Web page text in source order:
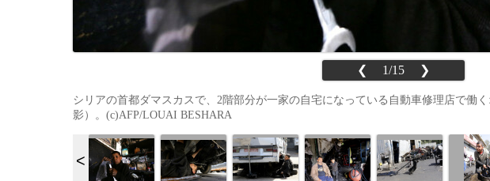
❮ 1/15 ❯
シリアの首都ダマスカスで、2階部分が一家の自宅になっている自動車修理店で働
影）。(c)AFP/LOUAI BESHARA